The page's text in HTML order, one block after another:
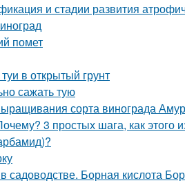
и стадии развития
помет
в открытый грунт
сажать тую
сорта винограда
3 простых шага, как этого
Борная кислота